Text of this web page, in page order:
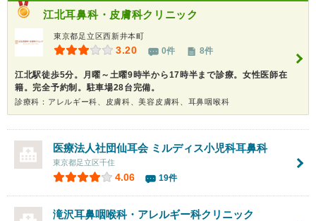
江北耳鼻科・皮膚科クリニック
東京都足立区西新井本町
3.20 0件 8件
江北駅徒歩5分。月曜～土曜9時半から17時半まで診療。女性医師在
籍。完全予約制。駐車場28台完備。
診療科：アレルギー科、皮膚科、美容皮膚科、耳鼻咽喉科
医療法人社団仙耳会 ミルディス小児科耳鼻科
東京都足立区千住
4.06 19件
滝沢耳鼻咽喉科・アレルギー科クリニック